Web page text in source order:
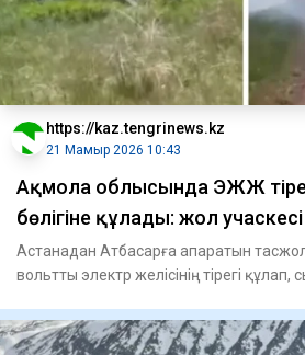
https://kaz.tengrinews.kz
21 Мамыр 2026 10:43
Ақмола облысында ЭЖЖ
бөлігіне құлады: жол
Астанадан Атбасарға апаратын
вольтты электр желісінің тірегі